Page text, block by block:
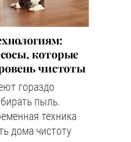
которые
чистоты
гораздо
пыль.
техника
дома чистоту